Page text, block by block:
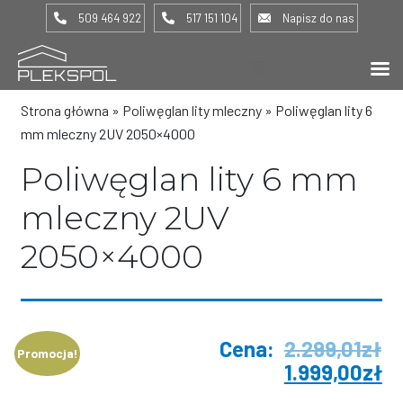
509 464 922 517 151 104 Napisz do nas
Strona główna » Poliwęglan lity mleczny » Poliwęglan lity 6
mm mleczny 2UV 2050×4000
Poliwęglan lity 6 mm
mleczny 2UV
2050×4000
Promocja! 2.299,01zł
1.999,00zł